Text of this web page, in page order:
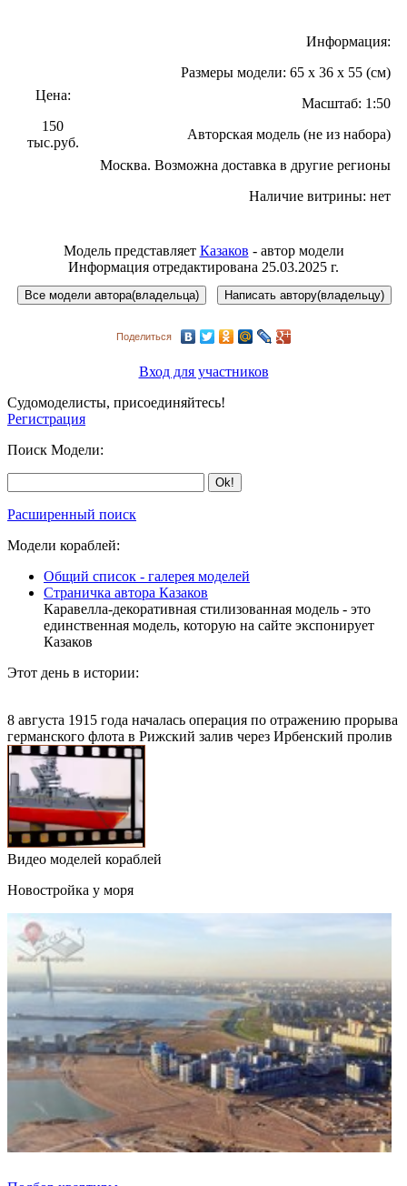
Цена:
150
тыс.руб.
Информация:
Размеры модели: 65 x 36 x 55 (см)
Масштаб: 1:50
Авторская модель (не из набора)
Москва. Возможна доставка в другие регионы
Наличие витрины: нет
Модель представляет Казаков - автор модели
Информация отредактирована 25.03.2025 г.
Поделиться
Вход для участников
Судомоделисты, присоединяйтесь!
Регистрация
Поиск Модели:
Расширенный поиск
Модели кораблей:
Общий список - галерея моделей
Страничка автора Казаков
Каравелла-декоративная стилизованная модель - это
единственная модель, которую на сайте экспонирует
Казаков
Этот день в истории:
8 августа 1915 года началась операция по отражению прорыва
германского флота в Рижский залив через Ирбенский пролив
Видео моделей кораблей
Новостройка у моря